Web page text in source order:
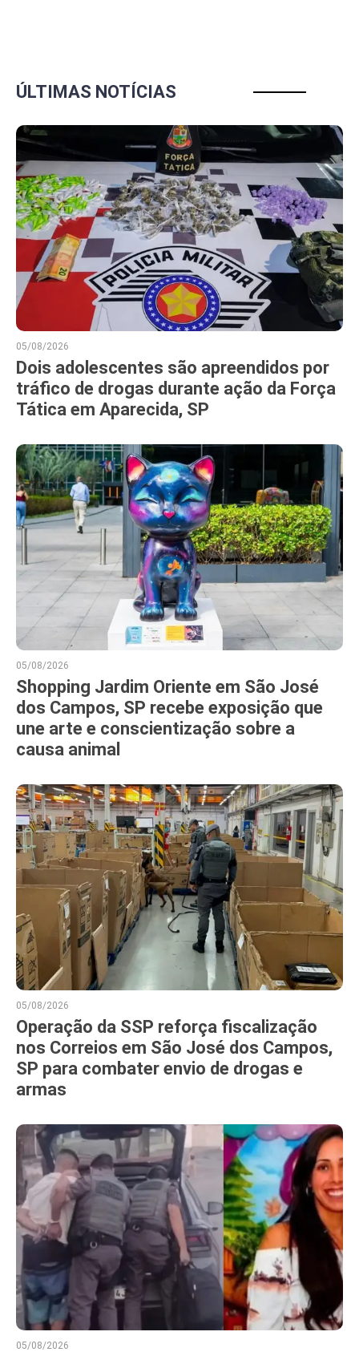
ÚLTIMAS NOTÍCIAS
05/08/2026
Dois adolescentes são apreendidos por
tráfico de drogas durante ação da Força
Tática em Aparecida, SP
05/08/2026
Shopping Jardim Oriente em São José
dos Campos, SP recebe exposição que
une arte e conscientização sobre a
causa animal
05/08/2026
Operação da SSP reforça fiscalização
nos Correios em São José dos Campos,
SP para combater envio de drogas e
armas
05/08/2026